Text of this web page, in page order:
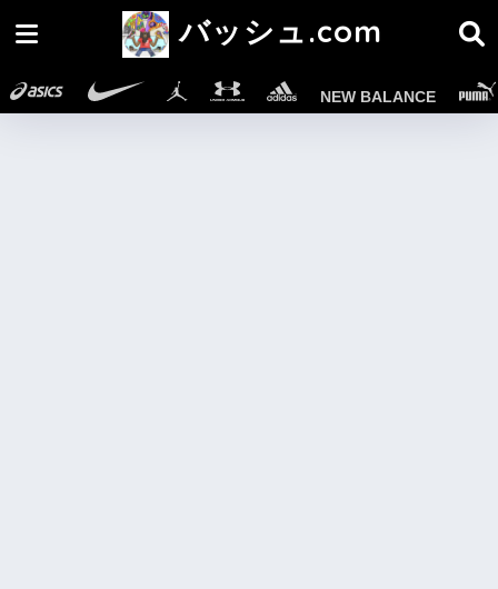
バッシュ.com
NEW BALANCE